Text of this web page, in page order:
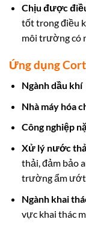
Chịu được
tốt trong điều
môi trường có
Ứng dụng
Ngành dầu khí
Nhà máy hóa
Công nghiệp
Xử lý nước
thải, đảm bảo
trường ẩm ướt
Ngành khai
vực khai thác